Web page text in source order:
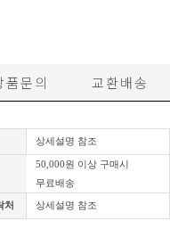
품문의 교환배송
상세설명 참조
50,000원 이상 구매시
무료배송
처 상세설명 참조